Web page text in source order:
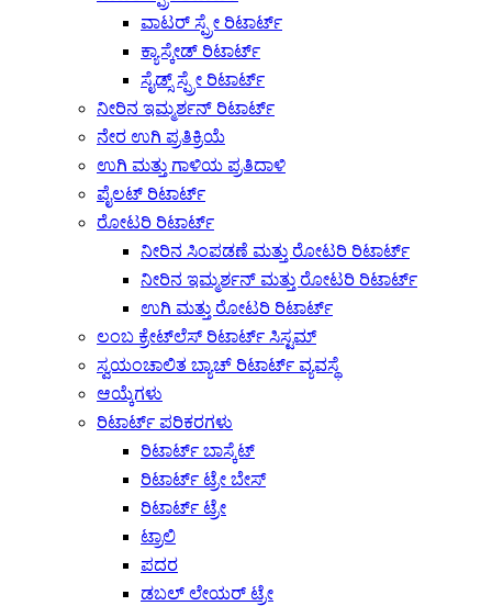
ವಾಟರ್ ಸ್ಪ್ರೇ ರಿಟಾರ್ಟ್
ಕ್ಯಾಸ್ಕೇಡ್ ರಿಟಾರ್ಟ್
ಸೈಡ್ಸ್ ಸ್ಪ್ರೇ ರಿಟಾರ್ಟ್
ನೀರಿನ ಇಮ್ಮರ್ಶನ್ ರಿಟಾರ್ಟ್
ನೇರ ಉಗಿ ಪ್ರತಿಕ್ರಿಯೆ
ಉಗಿ ಮತ್ತು ಗಾಳಿಯ ಪ್ರತಿದಾಳಿ
ಪೈಲಟ್ ರಿಟಾರ್ಟ್
ರೋಟರಿ ರಿಟಾರ್ಟ್
ನೀರಿನ ಸಿಂಪಡಣೆ ಮತ್ತು ರೋಟರಿ ರಿಟಾರ್ಟ್
ನೀರಿನ ಇಮ್ಮರ್ಶನ್ ಮತ್ತು ರೋಟರಿ ರಿಟಾರ್ಟ್
ಉಗಿ ಮತ್ತು ರೋಟರಿ ರಿಟಾರ್ಟ್
ಲಂಬ ಕ್ರೇಟ್‌ಲೆಸ್ ರಿಟಾರ್ಟ್ ಸಿಸ್ಟಮ್
ಸ್ವಯಂಚಾಲಿತ ಬ್ಯಾಚ್ ರಿಟಾರ್ಟ್ ವ್ಯವಸ್ಥೆ
ಆಯ್ಕೆಗಳು
ರಿಟಾರ್ಟ್ ಪರಿಕರಗಳು
ರಿಟಾರ್ಟ್ ಬಾಸ್ಕೆಟ್
ರಿಟಾರ್ಟ್ ಟ್ರೇ ಬೇಸ್
ರಿಟಾರ್ಟ್ ಟ್ರೇ
ಟ್ರಾಲಿ
ಪದರ
ಡಬಲ್ ಲೇಯರ್ ಟ್ರೇ